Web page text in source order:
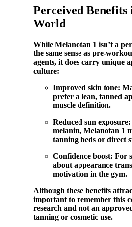
Perceived Benefits
World
While Melanotan 1 isn’t a
the same sense as pre-
agents, it does carry unique
culture:
Improved skin tone:
prefer a lean, tanned
muscle definition.
Reduced sun
melanin, Melanotan 1
tanning beds or direct
Confidence boost: For
about appearance
motivation in the gym.
Although these benefits
important to remember this
research and not an
tanning or cosmetic use.